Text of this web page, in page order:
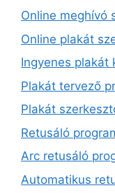
Online meghívó
Online plakát
Ingyenes plakát
Plakát tervező
Plakát
Retusáló
Arc retusáló
Automatikus